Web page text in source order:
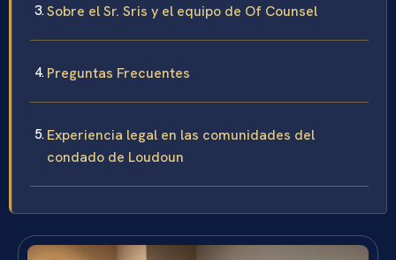
Sobre el Sr. Sris y el equipo de Of Counsel
Preguntas Frecuentes
Experiencia legal en las comunidades del
condado de Loudoun